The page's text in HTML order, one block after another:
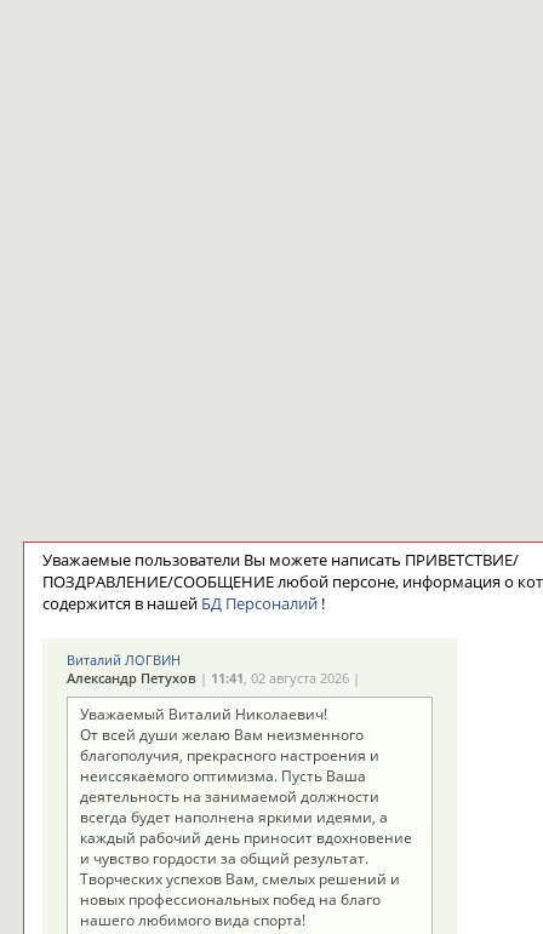
Уважаемые пользователи Вы можете написать ПРИВЕТСТВИЕ/
ПОЗДРАВЛЕНИЕ/СООБЩЕНИЕ любой персоне, информация о
содержится в нашей БД Персоналий!
Виталий ЛОГВИН
Александр Петухов| 11:41, 02 августа 2026 |
Уважаемый Виталий Николаевич!
От всей души желаю Вам неизменного
благополучия, прекрасного настроения и
неиссякаемого оптимизма. Пусть Ваша
деятельность на занимаемой должности
всегда будет наполнена яркими идеями, а
каждый рабочий день приносит вдохновение
и чувство гордости за общий результат.
Творческих успехов Вам, смелых решений и
новых профессиональных побед на благо
нашего любимого вида спорта!